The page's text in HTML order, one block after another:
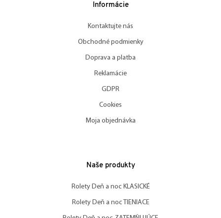
Informácie
Kontaktujte nás
Obchodné podmienky
Doprava a platba
Reklamácie
GDPR
Cookies
Moja objednávka
Naše produkty
Rolety Deň a noc KLASICKÉ
Rolety Deň a noc TIENIACE